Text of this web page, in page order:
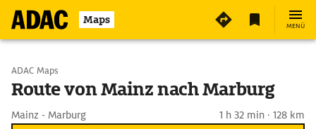
Maps MENÜ
Start wählen
ADAC Maps
Route von Mainz nach Marburg
Mainz - Marburg 1 h 32 min · 128 km